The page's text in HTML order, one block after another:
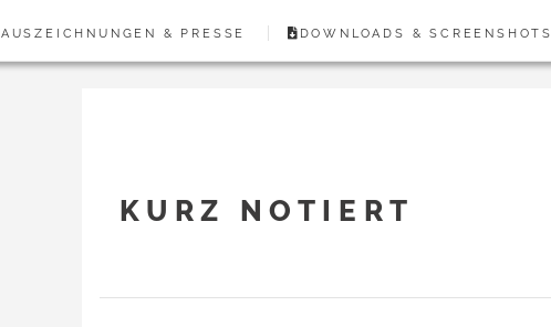
AUSZEICHNUNGEN & PRESSE DOWNLOADS & SCREENSHOTS
KURZ NOTIERT